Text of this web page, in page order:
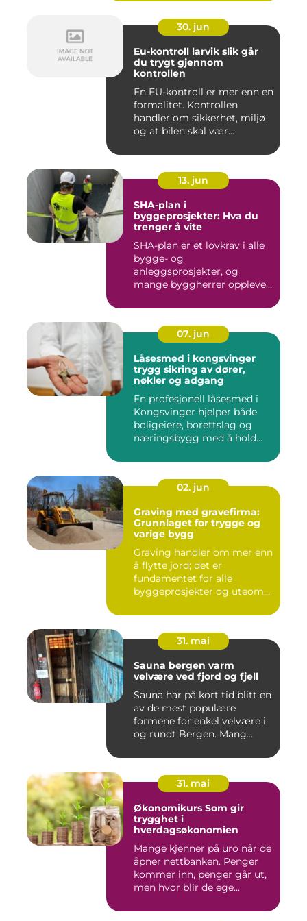
30. jun
Eu-kontroll larvik slik går
du trygt gjennom
kontrollen
En EU-kontroll er mer enn en
formalitet. Kontrollen
handler om sikkerhet, miljø
og at bilen skal vær...
13. jun
SHA-plan i
byggeprosjekter: Hva du
trenger å vite
SHA-plan er et lovkrav i alle
bygge- og
anleggsprosjekter, og
mange byggherrer opplever
07. jun
Låsesmed i kongsvinger
trygg sikring av dører,
nøkler og adgang
En profesjonell låsesmed i
Kongsvinger hjelper både
boligeiere, borettslag og
næringsbygg med å hold...
02. jun
Graving med gravefirma:
Grunnlaget for trygge og
varige bygg
Graving handler om mer enn
å flytte jord; det er
fundamentet for alle
byggeprosjekter og uteom...
31. mai
Sauna bergen varm
velvære ved fjord og fjell
Sauna har på kort tid blitt en
av de mest populære
formene for enkel velvære i
og rundt Bergen. Mang...
31. mai
Økonomikurs Som gir
trygghet i
hverdagsøkonomien
Mange kjenner på uro når de
åpner nettbanken. Penger
kommer inn, penger går ut,
men hvor blir de ege...